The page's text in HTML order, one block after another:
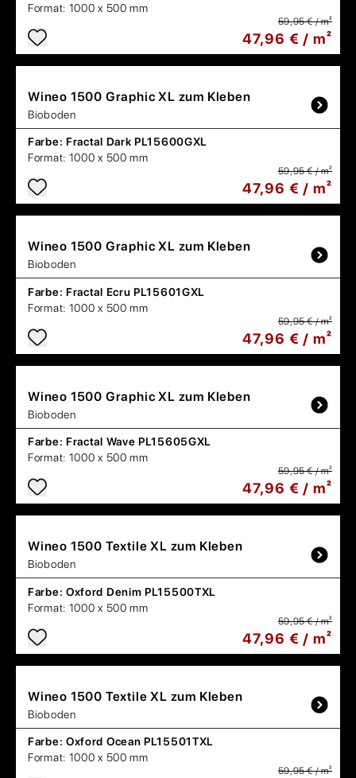
Format: 1000 x 500 mm
59,95 € / m²
47,96 € / m²
Wineo 1500 Graphic XL zum Kleben
Bioboden
Farbe: Fractal Dark PL15600GXL
Format: 1000 x 500 mm
59,95 € / m²
47,96 € / m²
Wineo 1500 Graphic XL zum Kleben
Bioboden
Farbe: Fractal Ecru PL15601GXL
Format: 1000 x 500 mm
59,95 € / m²
47,96 € / m²
Wineo 1500 Graphic XL zum Kleben
Bioboden
Farbe: Fractal Wave PL15605GXL
Format: 1000 x 500 mm
59,95 € / m²
47,96 € / m²
Wineo 1500 Textile XL zum Kleben
Bioboden
Farbe: Oxford Denim PL15500TXL
Format: 1000 x 500 mm
59,95 € / m²
47,96 € / m²
Wineo 1500 Textile XL zum Kleben
Bioboden
Farbe: Oxford Ocean PL15501TXL
Format: 1000 x 500 mm
59,95 € / m²